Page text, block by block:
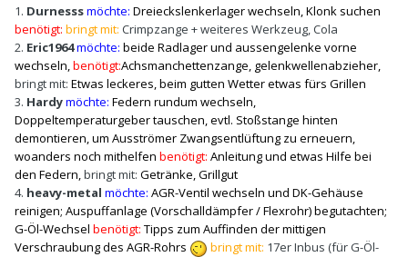
1. Durnesssmöchte: Dreieckslenkerlager wechseln, Klonk suchen
benötigt: bringt mit: Crimpzange + weiteres Werkzeug, Cola
2. Eric1964möchte: beide Radlager und aussengelenke vorne
wechseln,benötigt:Achsmanchettenzange, gelenkwellenabzieher,
bringt mit: Etwas leckeres, beim gutten Wetter etwas fürs Grillen
3. Hardymöchte: Federn rundum wechseln,
Doppeltemperaturgeber tauschen, evtl. Stoßstange hinten
demontieren, um Ausströmer Zwangsentlüftung zu erneuern,
woanders noch mithelfen benötigt: Anleitung und etwas Hilfe bei
den Federn,bringt mit: Getränke, Grillgut
4. heavy-metal möchte: AGR-Ventil wechseln und DK-Gehäuse
reinigen; Auspuffanlage (Vorschalldämpfer / Flexrohr) begutachten;
G-Öl-Wechsel benötigt: Tipps zum Auffinden der mittigen
Verschraubung des AGR-Rohrs
bringt mit: 17er Inbus (für G-Öl-